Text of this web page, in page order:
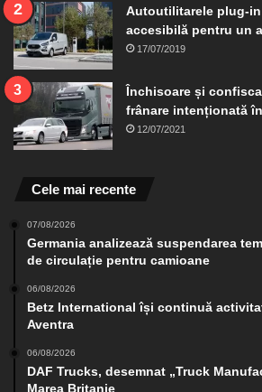
Autoutilitarele plug-
accesibilă pentru un
17/07/2019
Închisoare și
frânare intenționată
12/07/2021
Cele mai recente
07/08/2026
Germania analizează suspendarea
de circulație pentru camioane
06/08/2026
Betz International își continuă
Aventra
06/08/2026
DAF Trucks, desemnat „Truck
Marea Britanie